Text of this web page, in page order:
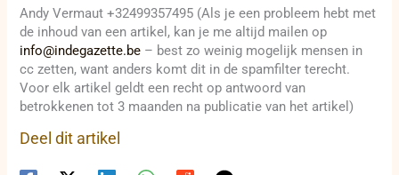
Andy Vermaut +32499357495 (Als je een probleem hebt met
de inhoud van een artikel, kan je me altijd mailen op
info@indegazette.be – best zo weinig mogelijk mensen in
cc zetten, want anders komt dit in de spamfilter terecht.
Voor elk artikel geldt een recht op antwoord van
betrokkenen tot 3 maanden na publicatie van het artikel)
Deel dit artikel